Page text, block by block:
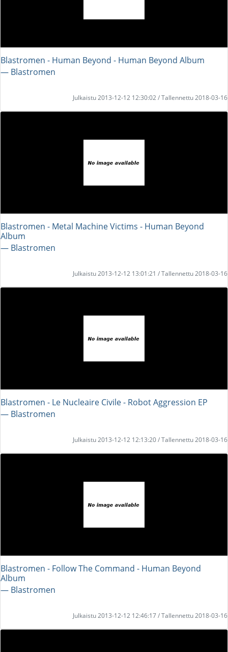
Blastromen - Human Beyond - Human Beyond Album
― Blastromen
Julkaistu 2013-12-12 12:30:02 / Tallennettu 2018-03-16
Blastromen - Metal Machine Victims - Human Beyond
Album
― Blastromen
Julkaistu 2013-12-12 13:01:21 / Tallennettu 2018-03-16
Blastromen - Le Nucleaire Civile - Robot Aggression EP
― Blastromen
Julkaistu 2013-12-12 12:13:20 / Tallennettu 2018-03-16
Blastromen - Follow The Command - Human Beyond
Album
― Blastromen
Julkaistu 2013-12-12 12:46:17 / Tallennettu 2018-03-16